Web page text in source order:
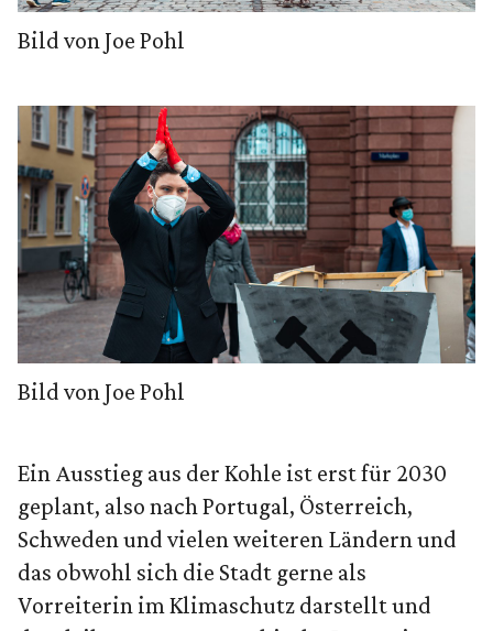
Bild von Joe Pohl
Bild von Joe Pohl
Ein Ausstieg aus der Kohle ist erst für 2030
geplant, also nach Portugal, Österreich,
Schweden und vielen weiteren Ländern und
das obwohl sich die Stadt gerne als
Vorreiterin im Klimaschutz darstellt und